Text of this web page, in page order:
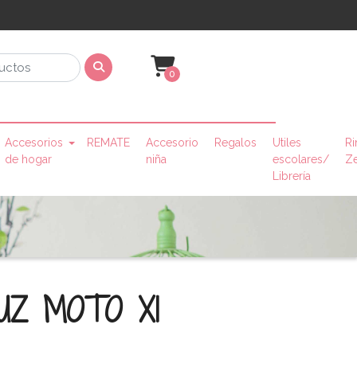
0
Accesorios
de hogar
REMATE
Accesorio
niña
Regalos
Utiles
escolares/
Librería
MOTO X1